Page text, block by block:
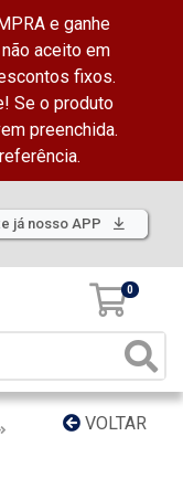
e ganhe
aceito em
fixos.
Se o produto
preenchida.
já nosso APP
0
VOLTAR